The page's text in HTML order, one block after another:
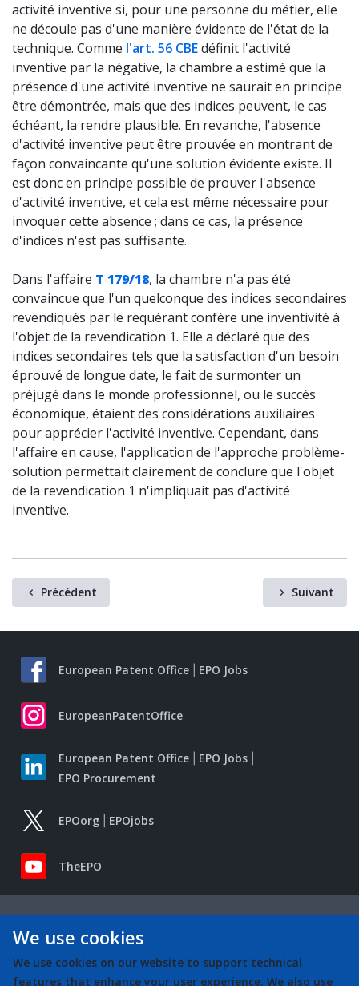
activité inventive si, pour une personne du métier, elle
ne découle pas d'une manière évidente de l'état de la
technique. Comme l'art. 56 CBEdéfinit l'activité
inventive par la négative, la chambre a estimé que la
présence d'une activité inventive ne saurait en principe
être démontrée, mais que des indices peuvent, le cas
échéant, la rendre plausible. En revanche, l'absence
d'activité inventive peut être prouvée en montrant de
façon convaincante qu'une solution évidente existe. Il
est donc en principe possible de prouver l'absence
d'activité inventive, et cela est même nécessaire pour
invoquer cette absence ; dans ce cas, la présence
d'indices n'est pas suffisante.
Dans l'affaire T 179/18, la chambre n'a pas été
convaincue que l'un quelconque des indices secondaires
revendiqués par le requérant confère une inventivité à
l'objet de la revendication 1. Elle a déclaré que des
indices secondaires tels que la satisfaction d'un besoin
éprouvé de longue date, le fait de surmonter un
préjugé dans le monde professionnel, ou le succès
économique, étaient des considérations auxiliaires
pour apprécier l'activité inventive. Cependant, dans
l'affaire en cause, l'application de l'approche problème-
solution permettait clairement de conclure que l'objet
de la revendication 1 n'impliquait pas d'activité
inventive.
Précédent Suivant
European Patent Office EPO Jobs
EuropeanPatentOffice
European Patent Office
EPO Jobs
EPO Procurement
EPOorg EPOjobs
TheEPO
We use cookies
We use cookies on our website to support technical
features that enhance your user experience. We also use